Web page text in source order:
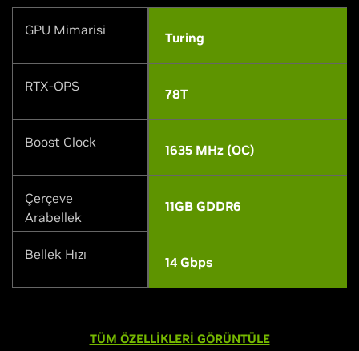
GPU Mimarisi Turing
RTX-OPS 78T
Boost Clock 1635 MHz (OC)
Çerçeve
Arabellek
11GB GDDR6
Bellek Hızı 14 Gbps
TÜM ÖZELLİKLERİ GÖRÜNTÜLE